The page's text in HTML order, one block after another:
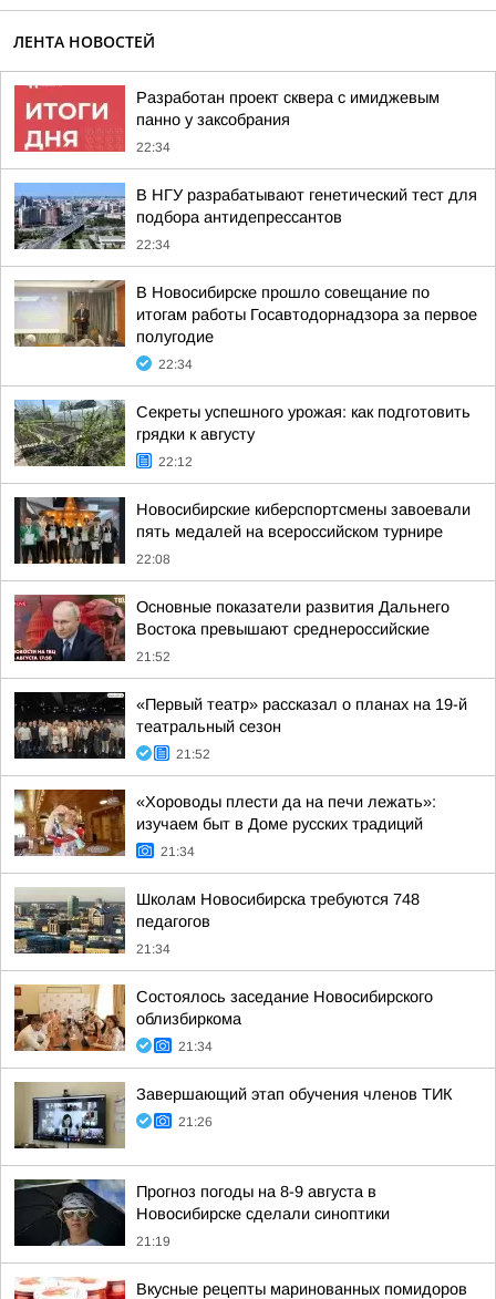
ЛЕНТА НОВОСТЕЙ
Разработан проект сквера с имиджевым
панно у заксобрания
22:34
В НГУ разрабатывают генетический тест для
подбора антидепрессантов
22:34
В Новосибирске прошло совещание по
итогам работы Госавтодорнадзора за первое
полугодие
22:34
Секреты успешного урожая: как подготовить
грядки к августу
22:12
Новосибирские киберспортсмены завоевали
пять медалей на всероссийском турнире
22:08
Основные показатели развития Дальнего
Востока превышают среднероссийские
21:52
«Первый театр» рассказал о планах на 19-й
театральный сезон
21:52
«Хороводы плести да на печи лежать»:
изучаем быт в Доме русских традиций
21:34
Школам Новосибирска требуются 748
педагогов
21:34
Состоялось заседание Новосибирского
облизбиркома
21:34
Завершающий этап обучения членов ТИК
21:26
Прогноз погоды на 8-9 августа в
Новосибирске сделали синоптики
21:19
Вкусные рецепты маринованных помидоров